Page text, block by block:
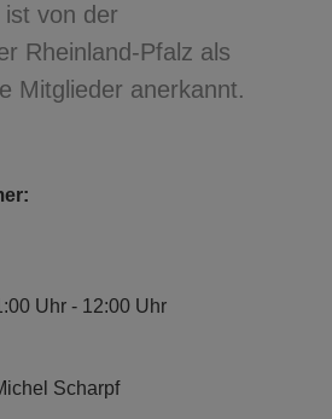
ist von der
Rheinland-Pfalz als
Mitglieder anerkannt.
Uhr - 12:00 Uhr
Scharpf